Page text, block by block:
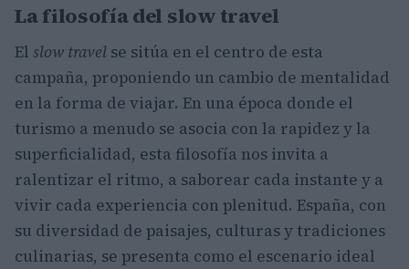
La filosofía del slow travel
El slow travel se sitúa en el centro de esta
campaña, proponiendo un cambio de mentalidad
en la forma de viajar. En una época donde el
turismo a menudo se asocia con la rapidez y la
superficialidad, esta filosofía nos invita a
ralentizar el ritmo, a saborear cada instante y a
vivir cada experiencia con plenitud. España, con
su diversidad de paisajes, culturas y tradiciones
culinarias, se presenta como el escenario ideal